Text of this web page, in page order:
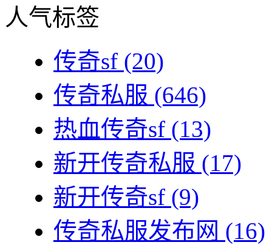
人气标签
传奇sf (20)
传奇私服 (646)
热血传奇sf (13)
新开传奇私服 (17)
新开传奇sf (9)
传奇私服发布网 (16)